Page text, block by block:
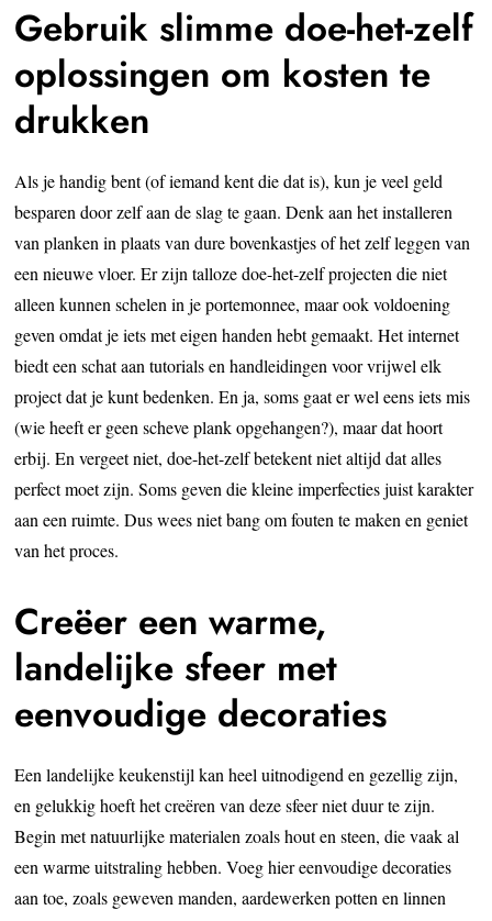
Gebruik slimme doe-het-zelf
oplossingen om kosten te
drukken
Als je handig bent (of iemand kent die dat is), kun je veel geld
besparen door zelf aan de slag te gaan. Denk aan het installeren
van planken in plaats van dure bovenkastjes of het zelf leggen van
een nieuwe vloer. Er zijn talloze doe-het-zelf projecten die niet
alleen kunnen schelen in je portemonnee, maar ook voldoening
geven omdat je iets met eigen handen hebt gemaakt. Het internet
biedt een schat aan tutorials en handleidingen voor vrijwel elk
project dat je kunt bedenken. En ja, soms gaat er wel eens iets mis
(wie heeft er geen scheve plank opgehangen?), maar dat hoort
erbij. En vergeet niet, doe-het-zelf betekent niet altijd dat alles
perfect moet zijn. Soms geven die kleine imperfecties juist karakter
aan een ruimte. Dus wees niet bang om fouten te maken en geniet
van het proces.
Creëer een warme,
landelijke sfeer met
eenvoudige decoraties
Een landelijke keukenstijl kan heel uitnodigend en gezellig zijn,
en gelukkig hoeft het creëren van deze sfeer niet duur te zijn.
Begin met natuurlijke materialen zoals hout en steen, die vaak al
een warme uitstraling hebben. Voeg hier eenvoudige decoraties
aan toe, zoals geweven manden, aardewerken potten en linnen